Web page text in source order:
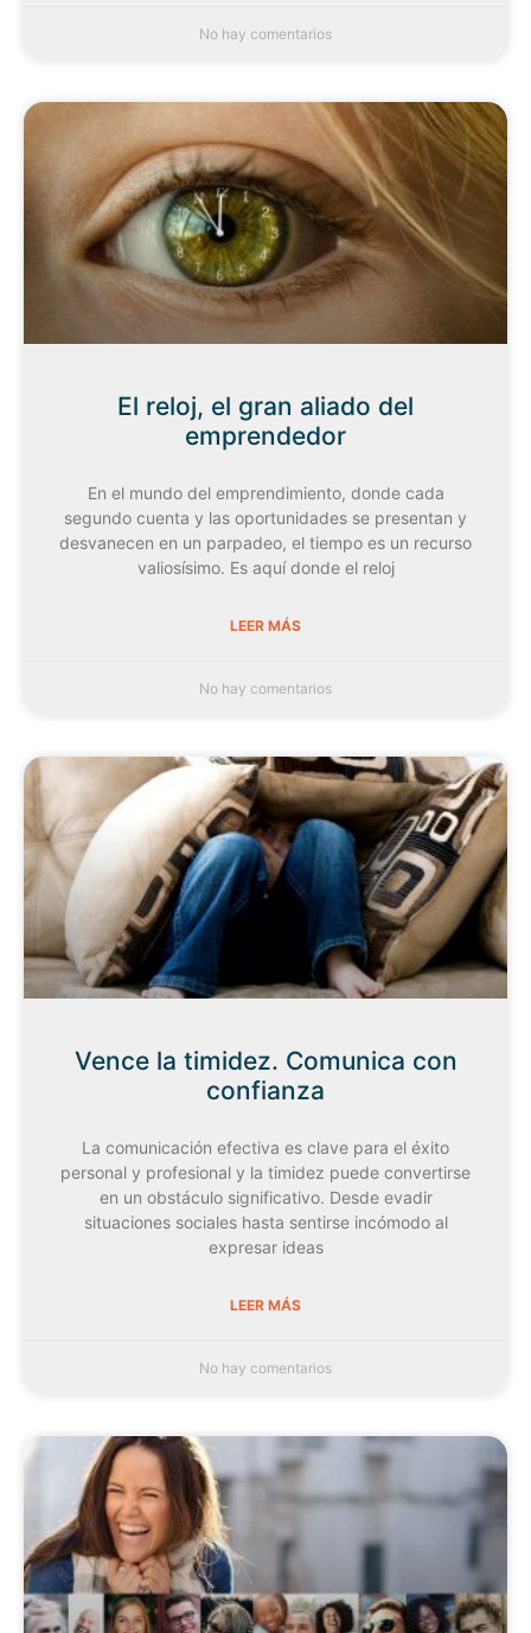
No hay comentarios
El reloj, el gran aliado del
emprendedor
En el mundo del emprendimiento, donde cada
segundo cuenta y las oportunidades se presentan y
desvanecen en un parpadeo, el tiempo es un recurso
valiosísimo. Es aquí donde el reloj
LEER MÁS
No hay comentarios
Vence la timidez. Comunica con
confianza
La comunicación efectiva es clave para el éxito
personal y profesional y la timidez puede convertirse
en un obstáculo significativo. Desde evadir
situaciones sociales hasta sentirse incómodo al
expresar ideas
LEER MÁS
No hay comentarios